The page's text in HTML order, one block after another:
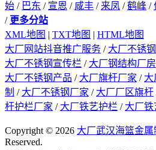
始 / 巴东 / 宣恩 / 咸丰 / 来凤 /鹤峰 /
/ 更多分站
XML地图 | TXT地图 | HTML地图
大厂网站抖音推广服务 / 大厂不锈钢
大厂不锈钢宣传栏 / 大厂钢结构厂房
大厂不锈钢产品 / 大厂旗杆厂家 / 大
制 / 大厂不锈钢厂家 / 大厂厂区旗杆
杆护栏厂家 / 大厂铁艺护栏 / 大厂铁
Copyright © 2026 大厂武汉海篮金属
Reserved.